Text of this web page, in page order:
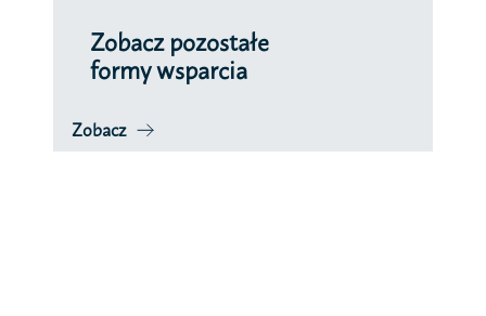
Zobacz pozostałe
formy wsparcia
Zobacz